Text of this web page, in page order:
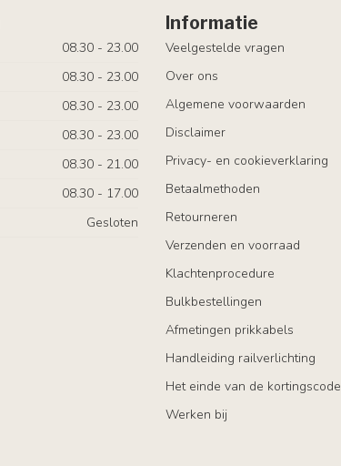
08.30 - 23.00
08.30 - 23.00
08.30 - 23.00
08.30 - 23.00
08.30 - 21.00
08.30 - 17.00
Gesloten
Informatie
Veelgestelde vragen
Over ons
Algemene voorwaarden
Disclaimer
Privacy- en cookieverklaring
Betaalmethoden
Retourneren
Verzenden en voorraad
Klachtenprocedure
Bulkbestellingen
Afmetingen prikkabels
Handleiding railverlichting
Het einde van de kortingscode
Werken bij